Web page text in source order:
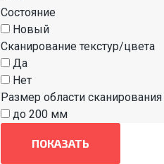
Состояние
Новый
Сканирование текстур/цвета
Да
Нет
Размер области сканирования
до 200 мм
ПОКАЗАТЬ